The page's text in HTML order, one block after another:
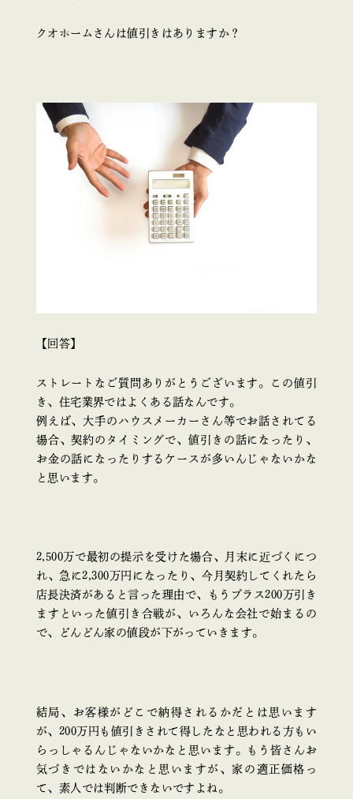
クオホームさんは値引きはありますか？
【回答】
ストレートなご質問ありがとうございます。この値引
き、住宅業界ではよくある話なんです。
例えば、大手のハウスメーカーさん等でお話されてる
場合、契約のタイミングで、値引きの話になったり、
お金の話になったりするケースが多いんじゃないかな
と思います。
2,500万で最初の提示を受けた場合、月末に近づくにつ
れ、急に2,300万円になったり、今月契約してくれたら
店長決済があると言った理由で、もうプラス200万引き
ますといった値引き合戦が、いろんな会社で始まるの
で、どんどん家の値段が下がっていきます。
結局、お客様がどこで納得されるかだとは思います
が、200万円も値引きされて得したなと思われる方もい
らっしゃるんじゃないかなと思います。もう皆さんお
気づきではないかなと思いますが、家の適正価格っ
て、素人では判断できないですよね。